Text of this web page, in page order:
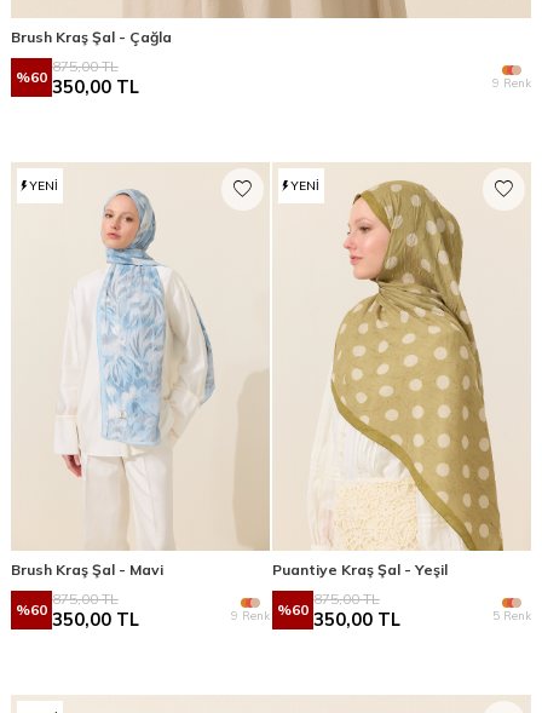
Brush Kraş Şal - Çağla
%60
875,00TL
350,00 TL 9 Renk
YENI
Brush Kraş Şal - Mavi
%60
875,00TL
350,00 TL 9 Renk
YENI
Puantiye Kraş Şal - Yeşil
%60
875,00TL
350,00 TL 5 Renk